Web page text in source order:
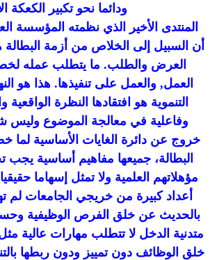
ودائما نحو تكبير
المنتدى الأخير الذي نظمته
أن السبيل إلى الخلاص من أزمة
العرض والطلب. ما يتطلب عمله
العمل, والعمل على تنفيذها. هذا هو
التنموية هو افتقادها النظرة
وفاعلية في معالجة الموضوع وليس
خروج عن دائرة الغايات الأساسية لما
البطالة، جميعها مفاهيم أساسية
مؤهلاتهم العلمية ولا تمثل إسهاما
أعداد كبيرة من خريجي الجامعات لم
بالحديث عن خلق الفرص الوظيفية
متدنية الدخل لا تتطلب مهارات عالية
خلق الوظائف دون تمييز ودون ربطها